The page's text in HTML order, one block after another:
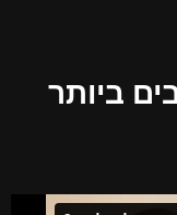
ביותר